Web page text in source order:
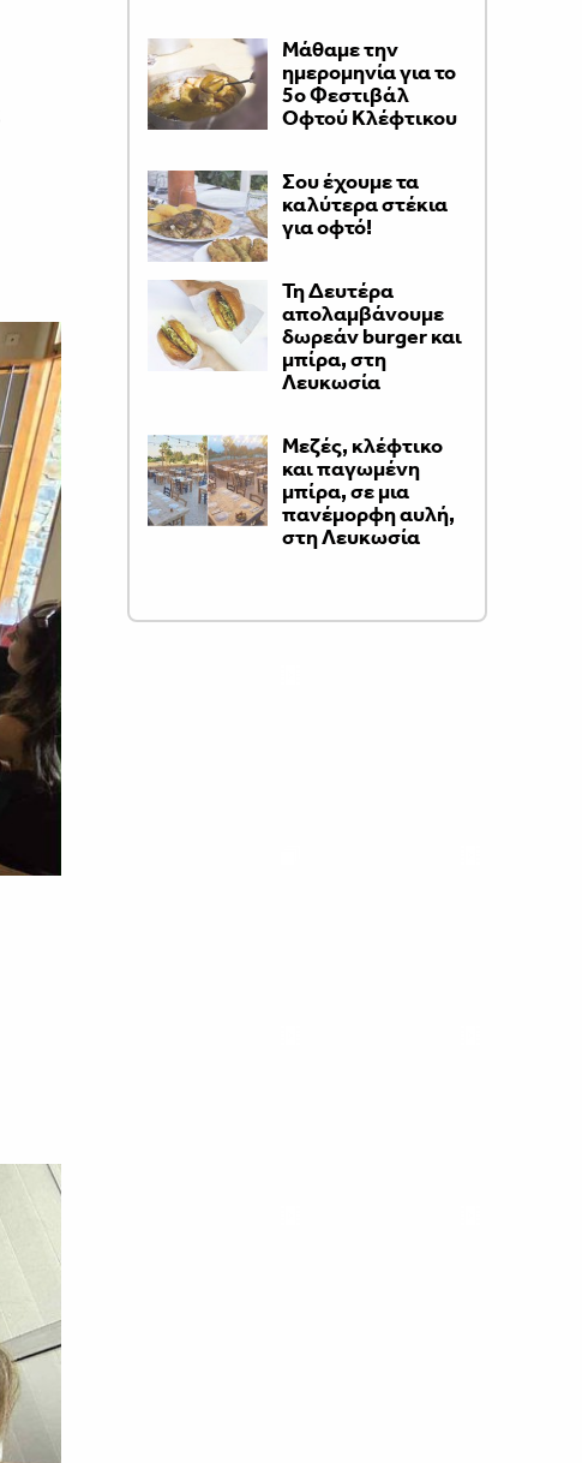
Μάθαμε την
ημερομηνία για το
5ο Φεστιβάλ
Οφτού Κλέφτικου
Σου έχουμε τα
καλύτερα στέκια
για οφτό!
Τη Δευτέρα
απολαμβάνουμε
δωρεάν burger και
μπίρα, στη
Λευκωσία
Μεζές, κλέφτικο
και παγωμένη
μπίρα, σε μια
πανέμορφη αυλή,
στη Λευκωσία